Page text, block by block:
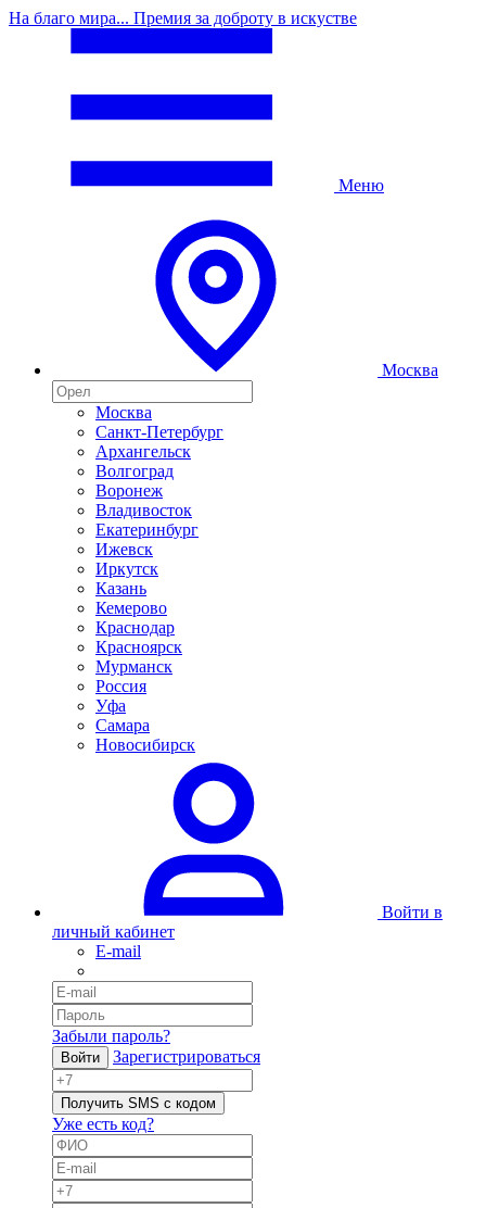
На благо мира... Премия за доброту в искустве
Меню
Москва
Москва
Санкт-Петербург
Архангельск
Волгоград
Воронеж
Владивосток
Екатеринбург
Ижевск
Иркутск
Казань
Кемерово
Краснодар
Красноярск
Мурманск
Россия
Уфа
Самара
Новосибирск
Войти в
личный кабинет
E-mail
Забыли пароль?
Войти Зарегистрироваться
Получить SMS с кодом
Уже есть код?